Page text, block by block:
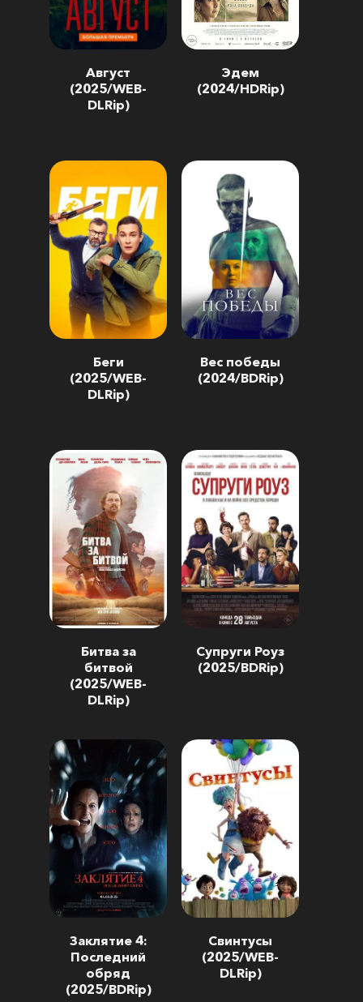
Август
(2025/WEB-
DLRip)
Эдем
(2024/HDRip)
Беги
(2025/WEB-
DLRip)
Вес победы
(2024/BDRip)
Битва за
битвой
(2025/WEB-
DLRip)
Супруги Роуз
(2025/BDRip)
Заклятие 4:
Последний
обряд
(2025/BDRip)
Свинтусы
(2025/WEB-
DLRip)